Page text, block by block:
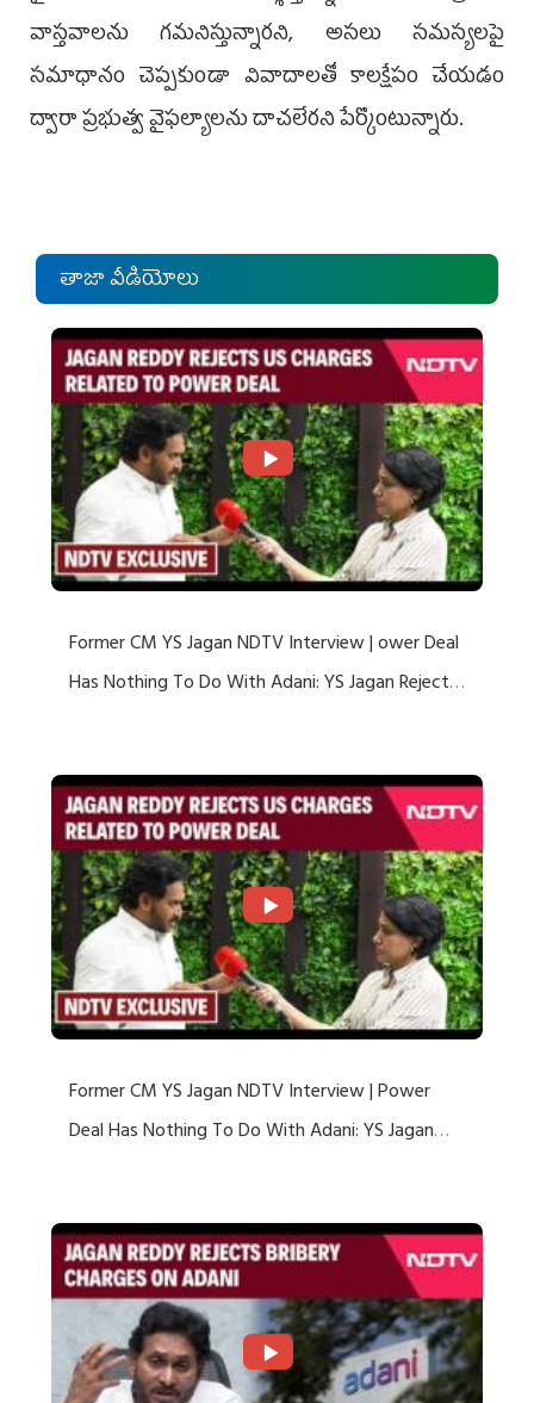
వాస్తవాలను గమనిస్తున్నారని, అసలు సమస్యలపై
సమాధానం చెప్పకుండా వివాదాలతో కాలక్షేపం చేయడం
ద్వారా ప్రభుత్వ వైఫల్యాలను దాచలేరని పేర్కొంటున్నారు.
తాజా వీడియోలు
Former CM YS Jagan NDTV Interview | ower Deal
Has Nothing To Do With Adani: YS Jagan Rejects
Former CM YS Jagan NDTV Interview | Power
Deal Has Nothing To Do With Adani: YS Jagan